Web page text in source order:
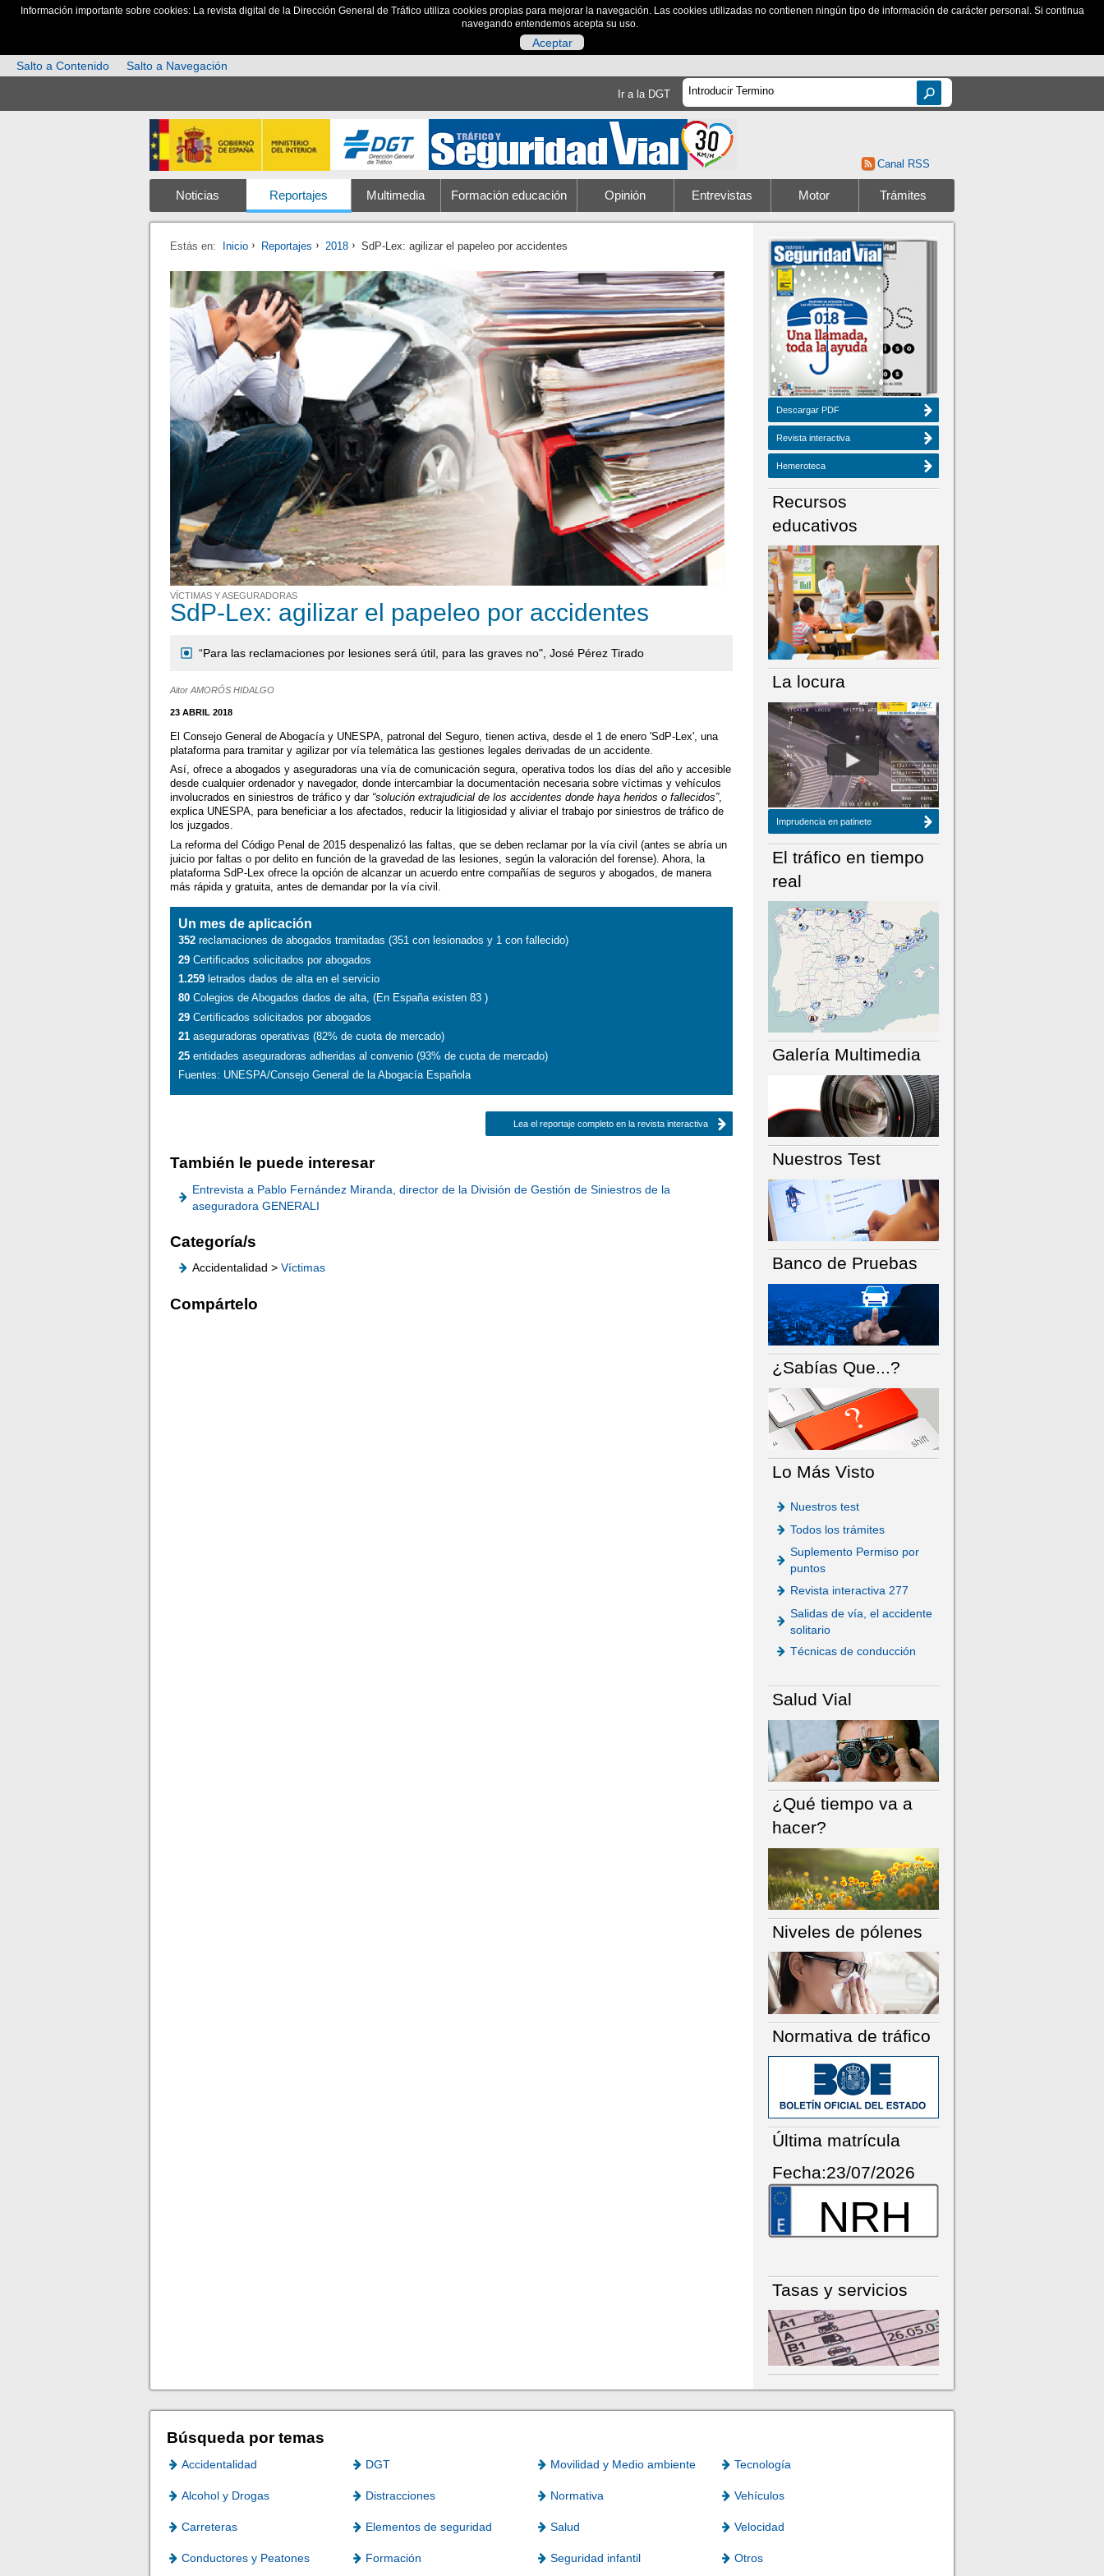
Información importante sobre cookies: La revista digital de la Dirección General de Tráfico utiliza cookies propias para mejorar la navegación. Las cookies utilizadas no contienen ningún tipo de información de carácter personal. Si continua
navegando entendemos acepta su uso.
Aceptar
Salto a Contenido
Salto a Navegación
Ir a la DGT
Canal RSS
Noticias Reportajes Multimedia Formación educación Opinión Entrevistas Motor Trámites
Estás en: Inicio Reportajes 2018 SdP-Lex: agilizar el papeleo por accidentes
VÍCTIMAS Y ASEGURADORAS
SdP-Lex: agilizar el papeleo por accidentes
“Para las reclamaciones por lesiones será útil, para las graves no", José Pérez Tirado
Aitor AMORÓS HIDALGO
23 ABRIL 2018
El Consejo General de Abogacía y UNESPA, patronal del Seguro, tienen activa, desde el 1 de enero 'SdP-Lex', una
plataforma para tramitar y agilizar por vía telemática las gestiones legales derivadas de un accidente.
Así, ofrece a abogados y aseguradoras una vía de comunicación segura, operativa todos los días del año y accesible
desde cualquier ordenador y navegador, donde intercambiar la documentación necesaria sobre víctimas y vehículos
involucrados en siniestros de tráfico y dar “solución extrajudicial de los accidentes donde haya heridos o fallecidos”,
explica UNESPA, para beneficiar a los afectados, reducir la litigiosidad y aliviar el trabajo por siniestros de tráfico de
los juzgados.
La reforma del Código Penal de 2015 despenalizó las faltas, que se deben reclamar por la vía civil (antes se abría un
juicio por faltas o por delito en función de la gravedad de las lesiones, según la valoración del forense). Ahora, la
plataforma SdP-Lex ofrece la opción de alcanzar un acuerdo entre compañías de seguros y abogados, de manera
más rápida y gratuita, antes de demandar por la vía civil.
Un mes de aplicación
352 reclamaciones de abogados tramitadas (351 con lesionados y 1 con fallecido)
29 Certificados solicitados por abogados
1.259 letrados dados de alta en el servicio
80 Colegios de Abogados dados de alta, (En España existen 83 )
29 Certificados solicitados por abogados
21 aseguradoras operativas (82% de cuota de mercado)
25 entidades aseguradoras adheridas al convenio (93% de cuota de mercado)
Fuentes: UNESPA/Consejo General de la Abogacía Española
Lea el reportaje completo en la revista interactiva
También le puede interesar
Entrevista a Pablo Fernández Miranda, director de la División de Gestión de Siniestros de la
aseguradora GENERALI
Categoría/s
Accidentalidad >Víctimas
Compártelo
NÚMERO ACTUAL HEMEROTECA
Descargar PDF
Revista interactiva
Hemeroteca
Recursos
educativos
La locura
Imprudencia en patinete
El tráfico en tiempo
real
Galería Multimedia
Nuestros Test
Banco de Pruebas
¿Sabías Que...?
Lo Más Visto
Nuestros test
Todos los trámites
Suplemento Permiso por
puntos
Revista interactiva 277
Salidas de vía, el accidente
solitario
Técnicas de conducción
Salud Vial
¿Qué tiempo va a
hacer?
Niveles de pólenes
Normativa de tráfico
Última matrícula
Fecha:23/07/2026
NRH
Tasas y servicios
Búsqueda por temas
Accidentalidad DGT Movilidad y Medio ambiente Tecnología
Alcohol y Drogas Distracciones Normativa Vehículos
Carreteras Elementos de seguridad Salud Velocidad
Conductores y Peatones Formación Seguridad infantil Otros